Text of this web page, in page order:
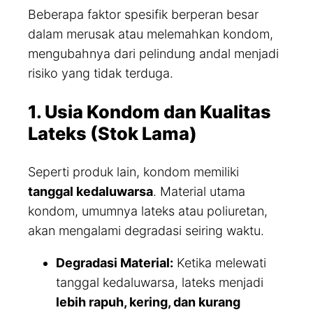
Beberapa faktor spesifik berperan besar
dalam merusak atau melemahkan kondom,
mengubahnya dari pelindung andal menjadi
risiko yang tidak terduga.
1. Usia Kondom dan Kualitas
Lateks (Stok Lama)
Seperti produk lain, kondom memiliki
tanggal kedaluwarsa. Material utama
kondom, umumnya lateks atau poliuretan,
akan mengalami degradasi seiring waktu.
Degradasi Material: Ketika melewati
tanggal kedaluwarsa, lateks menjadi
lebih rapuh, kering, dan kurang